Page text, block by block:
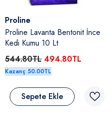
Satıcı:
Proline
Proline Lavanta Bentonit İnce
Kedi Kumu 10 Lt
544.80TL 494.80TL
Kazanç 50.00TL
Sepete Ekle